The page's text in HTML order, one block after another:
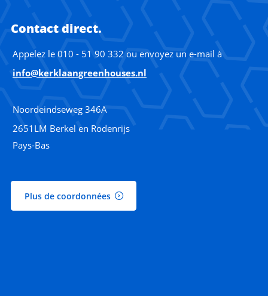
Contact direct.
Appelez le 010 - 51 90 332 ou envoyez un e-mail à
info@kerklaangreenhouses.nl
Noordeindseweg 346A
2651LM Berkel en Rodenrijs
Pays-Bas
Plus de coordonnées